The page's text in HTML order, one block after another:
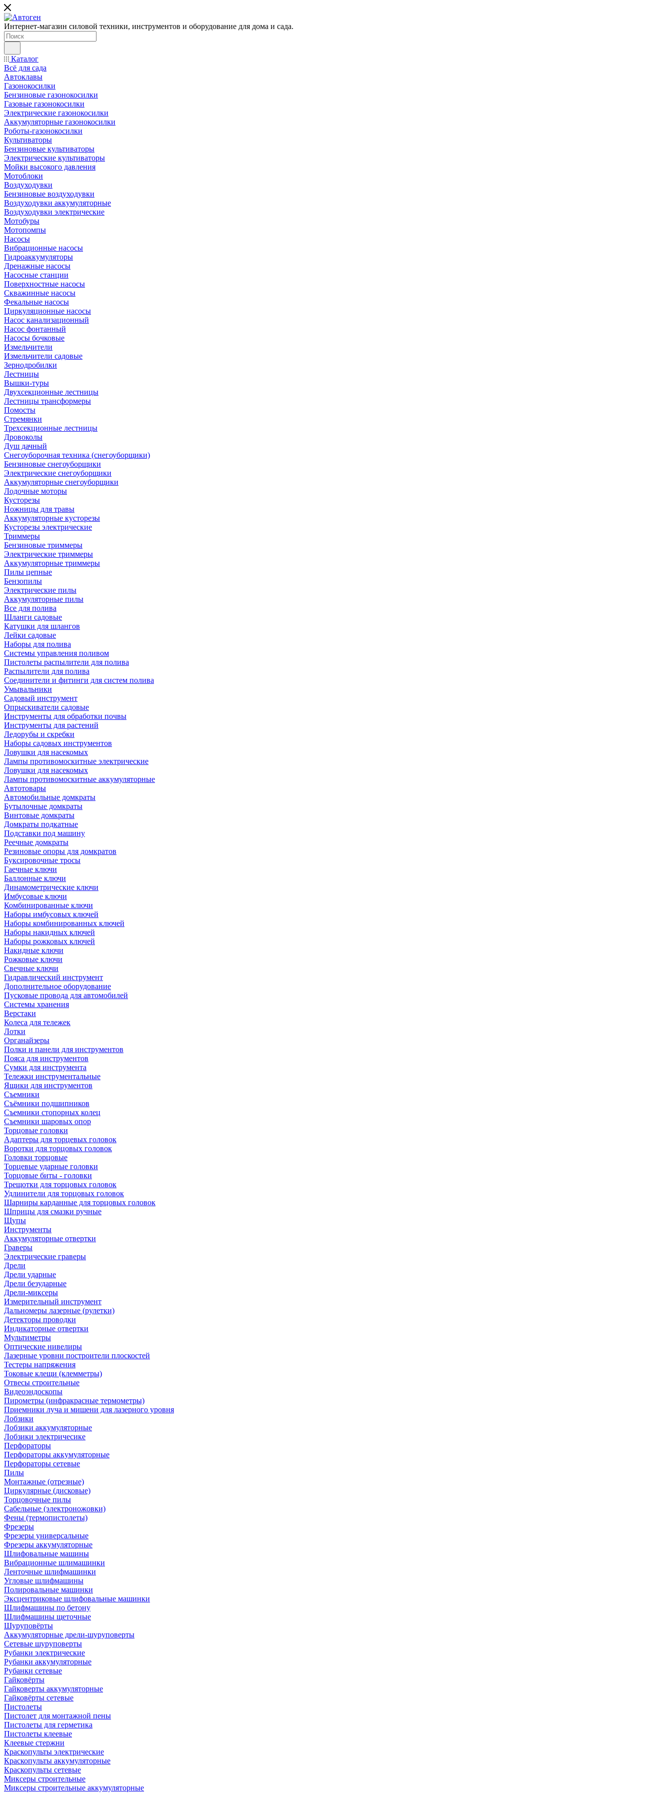
Интернет-магазин силовой техники, инструментов и оборудование для дома и сада.
Каталог
Всё для сада
Автоклавы
Газонокосилки
Бензиновые газонокосилки
Газовые газонокосилки
Электрические газонокосилки
Аккумуляторные газонокосилки
Роботы-газонокосилки
Культиваторы
Бензиновые культиваторы
Электрические культиваторы
Мойки высокого давления
Мотоблоки
Воздуходувки
Бензиновые воздуходувки
Воздуходувки аккумуляторные
Воздуходувки электрические
Мотобуры
Мотопомпы
Насосы
Вибрационные насосы
Гидроаккумуляторы
Дренажные насосы
Насосные станции
Поверхностные насосы
Скважинные насосы
Фекальные насосы
Циркуляционные насосы
Насос канализационный
Насос фонтанный
Насосы бочковые
Измельчители
Измельчители садовые
Зернодробилки
Лестницы
Вышки-туры
Двухсекционные лестницы
Лестницы трансформеры
Помосты
Стремянки
Трехсекционные лестницы
Дровоколы
Душ дачный
Снегоуборочная техника (снегоуборщики)
Бензиновые снегоуборщики
Электрические снегоуборщики
Аккумуляторные снегоуборщики
Лодочные моторы
Кусторезы
Ножницы для травы
Аккумуляторные кусторезы
Кусторезы электрические
Триммеры
Бензиновые триммеры
Электрические триммеры
Аккумуляторные триммеры
Пилы цепные
Бензопилы
Электрические пилы
Аккумуляторные пилы
Все для полива
Шланги садовые
Катушки для шлангов
Лейки садовые
Наборы для полива
Системы управления поливом
Пистолеты распылители для полива
Распылители для полива
Соединители и фитинги для систем полива
Умывальники
Садовый инструмент
Опрыскиватели садовые
Инструменты для обработки почвы
Инструменты для растений
Ледорубы и скребки
Наборы садовых инструментов
Ловушки для насекомых
Лампы противомоскитные электрические
Ловушки для насекомых
Лампы противомоскитные аккумуляторные
Автотовары
Автомобильные домкраты
Бутылочные домкраты
Винтовые домкраты
Домкраты подкатные
Подставки под машину
Реечные домкраты
Резиновые опоры для домкратов
Буксировочные тросы
Гаечные ключи
Баллонные ключи
Динамометрические ключи
Имбусовые ключи
Комбинированные ключи
Наборы имбусовых ключей
Наборы комбинированных ключей
Наборы накидных ключей
Наборы рожковых ключей
Накидные ключи
Рожковые ключи
Свечные ключи
Гидравлический инструмент
Дополнительное оборудование
Пусковые провода для автомобилей
Системы хранения
Верстаки
Колеса для тележек
Лотки
Органайзеры
Полки и панели для инструментов
Пояса для инструментов
Сумки для инструмента
Тележки инструментальные
Ящики для инструментов
Съемники
Съёмники подшипников
Съемники стопорных колец
Съемники шаровых опор
Торцовые головки
Адаптеры для торцевых головок
Воротки для торцовых головок
Головки торцовые
Торцевые ударные головки
Торцовые биты - головки
Трещотки для торцовых головок
Удлинители для торцовых головок
Шарниры карданные для торцовых головок
Шприцы для смазки ручные
Щупы
Инструменты
Аккумуляторные отвертки
Граверы
Электрические граверы
Дрели
Дрели ударные
Дрели безударные
Дрели-миксеры
Измерительный инструмент
Дальномеры лазерные (рулетки)
Детекторы проводки
Индикаторные отвертки
Мультиметры
Оптические нивелиры
Лазерные уровни построители плоскостей
Тестеры напряжения
Токовые клещи (клемметры)
Отвесы строительные
Видеоэндоскопы
Пирометры (инфракрасные термометры)
Приемники луча и мишени для лазерного уровня
Лобзики
Лобзики аккумуляторные
Лобзики электричесике
Перфораторы
Перфораторы аккумуляторные
Перфораторы сетевые
Пилы
Монтажные (отрезные)
Циркулярные (дисковые)
Торцовочные пилы
Сабельные (электроножовки)
Фены (термопистолеты)
Фрезеры
Фрезеры универсальные
Фрезеры аккумуляторные
Шлифовальные машины
Вибрационные шлимашинки
Ленточные шлифмашинки
Угловые шлифмашины
Полировальные машинки
Эксцентриковые шлифовальные машинки
Шлифмашины по бетону
Шлифмашины щеточные
Шуруповёрты
Аккумуляторные дрели-шуруповерты
Сетевые шуруповерты
Рубанки электрические
Рубанки аккумуляторные
Рубанки сетевые
Гайковёрты
Гайковерты аккумуляторные
Гайковёрты сетевые
Пистолеты
Пистолет для монтажной пены
Пистолеты для герметика
Пистолеты клеевые
Клеевые стержни
Краскопульты электрические
Краскопульты аккумуляторные
Краскопульты сетевые
Миксеры строительные
Миксеры строительные аккумуляторные